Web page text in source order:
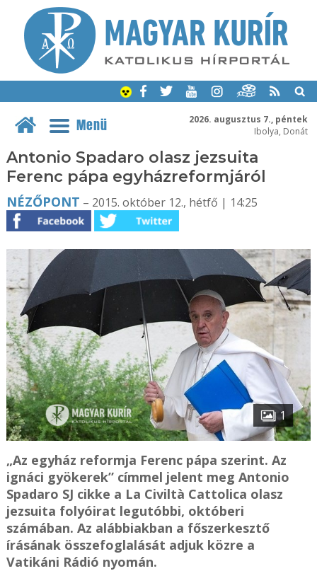
2026. augusztus 7., péntek
Ibolya, Donát
Menü
Antonio Spadaro olasz jezsuita
Ferenc pápa egyházreformjáról
NÉZŐPONT – 2015. október 12., hétfő | 14:25
1
„Az egyház reformja Ferenc pápa szerint. Az
ignáci gyökerek” címmel jelent meg Antonio
Spadaro SJ cikke a La Civiltà Cattolica olasz
jezsuita folyóirat legutóbbi, októberi
számában. Az alábbiakban a főszerkesztő
írásának összefoglalását adjuk közre a
Vatikáni Rádió nyomán.